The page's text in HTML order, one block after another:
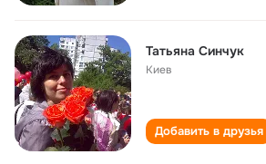
Татьяна Синчук
Киев
Добавить в друзья